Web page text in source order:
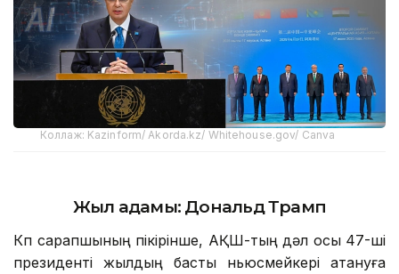
Коллаж: Kazinform/ Akorda.kz/ Whitehouse.gov/ Canva
Жыл адамы: Дональд Трамп
Көп сарапшының пікірінше, АҚШ-тың дәл осы 47-ші
президенті жылдың басты ньюсмейкері атануға